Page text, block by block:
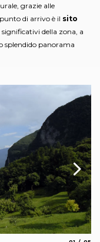
grazie alle
di arrivo è il sito
significativi della zona, a
splendido panorama